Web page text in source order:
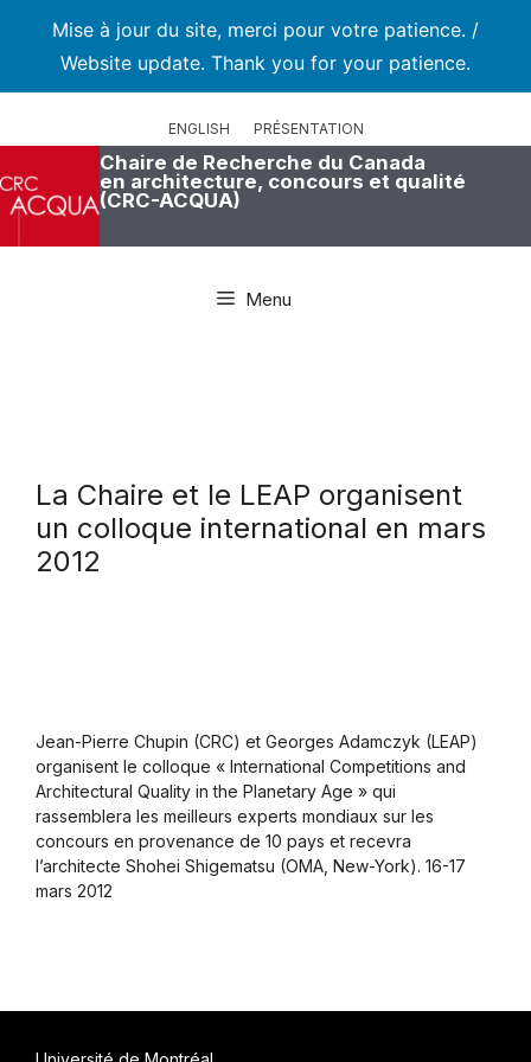
Mise à jour du site, merci pour votre patience. /
Website update. Thank you for your patience.
ENGLISH PRÉSENTATION
Chaire de Recherche du Canada
en architecture, concours et qualité
(CRC-ACQUA)
Menu
La Chaire et le LEAP organisent
un colloque international en mars
2012
Jean-Pierre Chupin (CRC) et Georges Adamczyk (LEAP)
organisent le colloque « International Competitions and
Architectural Quality in the Planetary Age » qui
rassemblera les meilleurs experts mondiaux sur les
concours en provenance de 10 pays et recevra
l’architecte Shohei Shigematsu (OMA, New-York). 16-17
mars 2012